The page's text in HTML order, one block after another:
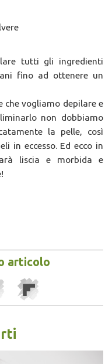
tutti gli ingredienti
fino ad ottenere un
che vogliamo depilare e
non dobbiamo
la pelle, così
in eccesso. Ed ecco in
liscia e morbida e
articolo